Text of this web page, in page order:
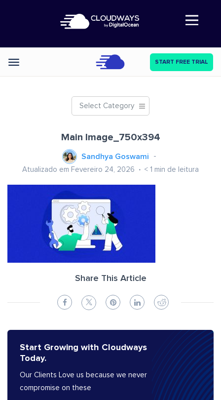
Abre a navegação
Categories START FREE TRIAL
Select Category
Main Image_750x394
Sandhya Goswami
Atualizado em Fevereiro 24, 2026 < 1 min de leitura
Share This Article
Start Growing with Cloudways
Today.
Our Clients Love us because we never
compromise on these